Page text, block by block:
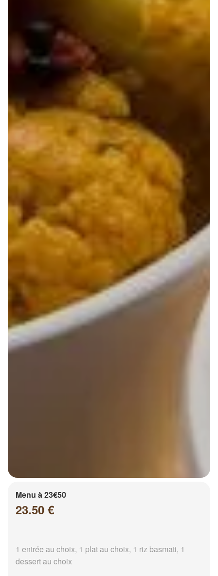
Menu à 23€50
23.50 €
1 entrée au choix, 1 plat au choix, 1 riz basmati, 1
dessert au choix